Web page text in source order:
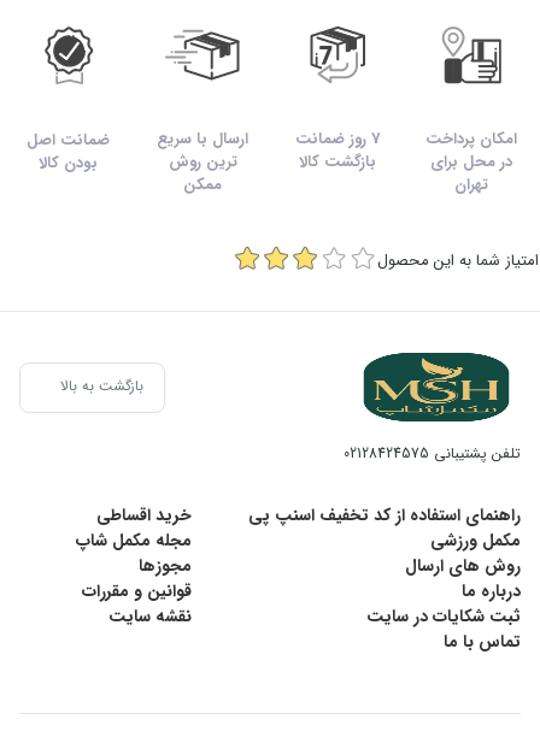
امکان پرداخت
در محل برای
تهران
7 روز ضمانت
بازگشت کالا
ارسال با سریع
ترین روش
ممکن
ضمانت اصل
بودن کالا
امتیاز شما به این محصول
بازگشت به بالا
تلفن پشتیبانی 02128424575
راهنمای استفاده از کد تخفیف اسنپ پی
خرید اقساطی
مکمل ورزشی
مجله مکمل شاپ
روش های ارسال
مجوزها
درباره ما
قوانین و مقررات
ثبت شکایات در سایت
نقشه سایت
تماس با ما